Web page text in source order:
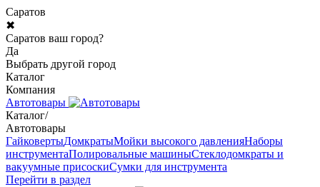
Саратов
✖
Саратов ваш город?
Да
Выбрать другой город
Каталог
Компания
Автотовары
Каталог/
Автотовары
ГайковертыДомкратыМойки высокого давленияНаборы
инструментаПолировальные машиныСтеклодомкраты и
вакуумные присоскиСумки для инструмента
Перейти в раздел